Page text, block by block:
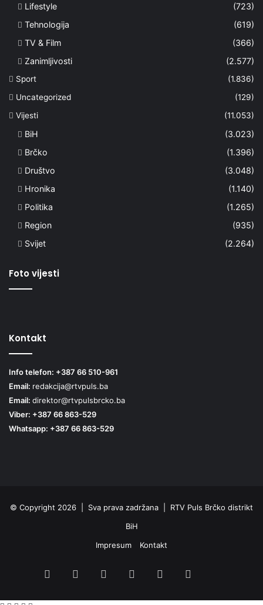
Lifestyle
(723)
Tehnologija
(619)
TV & Film
(366)
Zanimljivosti
(2.577)
Sport
(1.836)
Uncategorized
(129)
Vijesti
(11.053)
BiH
(3.023)
Brčko
(1.396)
Društvo
(3.048)
Hronika
(1.140)
Politika
(1.265)
Region
(935)
Svijet
(2.264)
Foto vijesti
Kontakt
Info telefon: +387 66 510-961
Email: redakcija@rtvpuls.ba
Email: direktor@rtvpulsbrcko.ba
Viber: +387 66 863-529
Whatsapp: +387 66 863-529
© Copyright 2026 | Sva prava zadržana | RTV Puls Brčko distrikt
BiH
Impresum
Kontakt
Facebook PinterestYouTubeInstagram